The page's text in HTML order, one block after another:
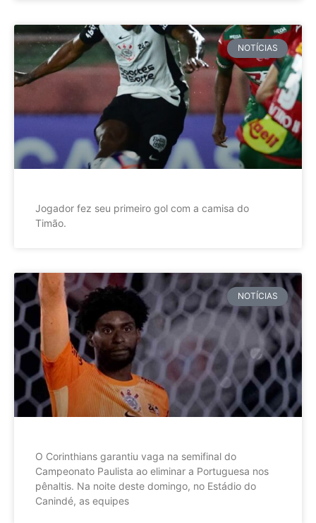
NOTÍCIAS
Jogador fez seu primeiro gol com a camisa do
Timão.
NOTÍCIAS
O Corinthians garantiu vaga na semifinal do
Campeonato Paulista ao eliminar a Portuguesa nos
pênaltis. Na noite deste domingo, no Estádio do
Canindé, as equipes